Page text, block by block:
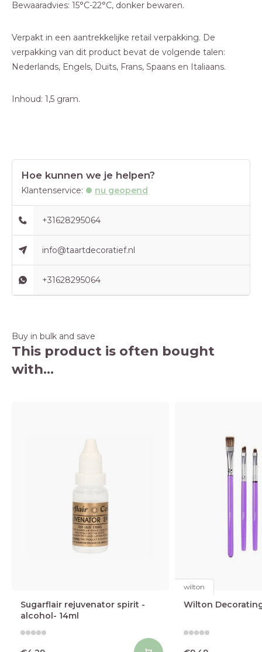
Bewaaradvies: 15°C-22°C, donker bewaren.
Verpakt in een aantrekkelijke retail verpakking. De
verpakking van dit product bevat de volgende talen:
Nederlands, Engels, Duits, Frans, Spaans en Italiaans.
Inhoud: 1,5 gram.
Hoe kunnen we je helpen?
Klantenservice: nu geopend
+31628295064
info@taartdecoratief.nl
+31628295064
Buy in bulk and save
This product is often bought
with...
Sugarflair rejuvenator spirit -
alcohol- 14ml
wilton
Wilton